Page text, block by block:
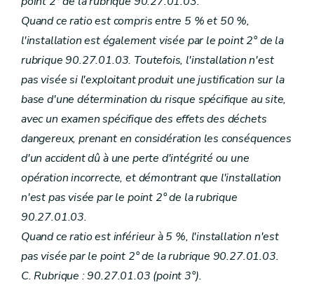
Quand ce ratio est compris entre 5 % et 50 %,
l'installation est également visée par le point 2° de la
rubrique 90.27.01.03. Toutefois, l'installation n'est
pas visée si l'exploitant produit une justification sur la
base d'une détermination du risque spécifique au site,
avec un examen spécifique des effets des déchets
dangereux, prenant en considération les conséquences
d'un accident dû à une perte d'intégrité ou une
opération incorrecte, et démontrant que l'installation
n'est pas visée par le point 2° de la rubrique
90.27.01.03.
Quand ce ratio est inférieur à 5 %, l'installation n'est
pas visée par le point 2° de la rubrique 90.27.01.03.
C. Rubrique : 90.27.01.03 (point 3°).